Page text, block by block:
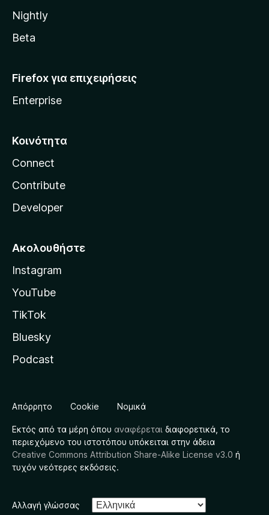
l
a
Nightly
Beta
Firefox για επιχειρήσεις
Enterprise
Κοινότητα
Connect
Contribute
Developer
Ακολουθήστε
Instagram
YouTube
TikTok
Bluesky
Podcast
Απόρρητο Cookie Νομικά
Εκτός από τα μέρη όπου αναφέρεται διαφορετικά, το
περιεχόμενο του ιστοτόπου υπόκειται στην άδεια
Creative Commons Attribution Share-Alike License v3.0 ή
τυχόν νεότερες εκδόσεις.
Αλλαγή γλώσσας